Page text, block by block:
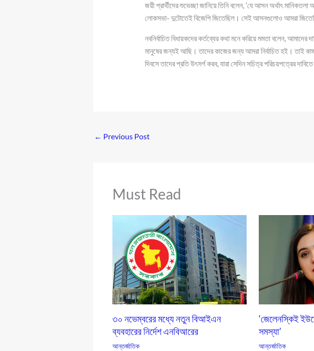
জয়ী প্রার্থীদের শুভেচ্ছা জানিয়ে তিনি বলেন, ‘যে আসন অর্থাৎ
লোকসভা- দুটোতেই বিজেপি জিতেছিল। সেই আসনগুলোও আমরা
নবনির্বাচিত বিধায়কদের কর্তব্যের কথা মনে করিয়ে মমতা বলেন,
মানুষের জন্যই আছি। তাদের কাজের জন্য আমরা নির্বাচিত হই। তাই
দিবসে তাদের প্রতি উৎসর্গ করব, যারা সেদিন সচিত্র পরিচয়পত্রের
← Previous Post
Must Read
৩০ নভেম্বরের মধ্যে নতুন বিআইএন
ব্যবহারের নির্দেশ এনবিআরের
আন্তর্জাতিক
‘জেলেনস্কিই
সমস্যা’
আন্তর্জাতিক